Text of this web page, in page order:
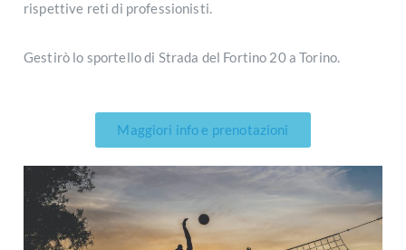
rispettive reti di professionisti.
Gestirò lo sportello di Strada del Fortino 20 a Torino.
Maggiori info e prenotazioni